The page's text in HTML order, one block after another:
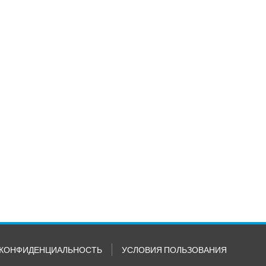
КОНФИДЕНЦИАЛЬНОСТЬ УСЛОВИЯ ПОЛЬЗОВАНИЯ